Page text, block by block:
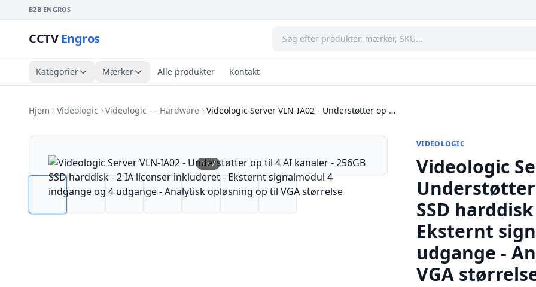
B2B ENGROS
CCTVEngros
Kategorier Mærker Alle produkter Kontakt
Hjem Videologic Videologic — Hardware Videologic Server VLN-IA02 - Understøtter op …
1/7
VIDEOLOGIC
Videologic
Understøtter
SSD
Eksternt
udgange -
VGA